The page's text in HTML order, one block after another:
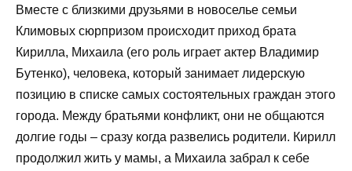
Вместе с близкими друзьями в новоселье семьи
Климовых сюрпризом происходит приход брата
Кирилла, Михаила (его роль играет актер Владимир
Бутенко), человека, который занимает лидерскую
позицию в списке самых состоятельных граждан этого
города. Между братьями конфликт, они не общаются
долгие годы – сразу когда развелись родители. Кирилл
продолжил жить у мамы, а Михаила забрал к себе